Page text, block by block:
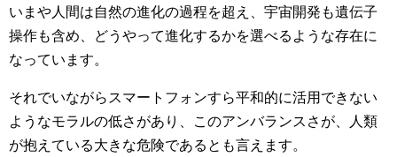
いまや人間は自然の進化の過程を超え、宇宙開発も遺伝子
操作も含め、どうやって進化するかを選べるような存在に
なっています。
それでいながらスマートフォンすら平和的に活用できない
ようなモラルの低さがあり、このアンバランスさが、人類
が抱えている大きな危険であるとも言えます。